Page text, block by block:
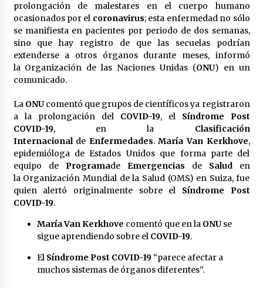
3 semanas atrás
Detienen a funcionario por presunto homicidio
del periodista Josué Martínez
3 semanas atrás
y acciones en 20 estados
2 meses atrás
Laura Itzel Castillo será la nueva secretaria de
las Mujeres, anuncia Sheinbaum
2 meses atrás
Sheinbaum descarta reunión entre CNTE y
políticos mexicanos que protegen al narco”
2 meses atrás
prolongación de malestares en el cuerpo humano
ocasionados por el coronavirus; esta enfermedad no sólo
se manifiesta en pacientes por periodo de dos semanas,
sino que hay registro de que las secuelas podrían
extenderse a otros órganos durante meses, informó
la Organización de las Naciones Unidas (ONU) en un
comunicado.
La ONUcomentó que grupos de científicos ya registraron
a la prolongación del COVID-19, el Síndrome Post
COVID-19, en la Clasificación
Internacionalde Enfermedades.María Van Kerkhove,
epidemióloga de Estados Unidos que forma parte del
equipo de Programade Emergencias de Saluden
la Organización Mundial de la Salud (OMS) en Suiza, fue
quien alertó originalmente sobre el Síndrome Post
COVID-19.
María Van Kerkhove comentó que en la ONUse
sigue aprendiendo sobre el COVID-19.
El Síndrome Post COVID-19“parece afectar a
muchos sistemas de órganos diferentes”.